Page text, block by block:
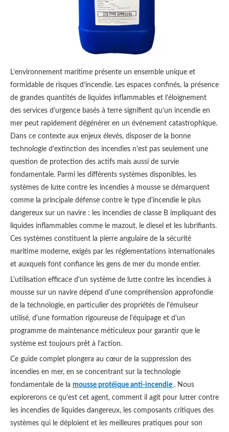
L’environnement maritime présente un ensemble unique et
formidable de risques d’incendie. Les espaces confinés, la présence
de grandes quantités de liquides inflammables et l’éloignement
des services d’urgence basés à terre signifient qu’un incendie en
mer peut rapidement dégénérer en un événement catastrophique.
Dans ce contexte aux enjeux élevés, disposer de la bonne
technologie d’extinction des incendies n’est pas seulement une
question de protection des actifs mais aussi de survie
fondamentale. Parmi les différents systèmes disponibles, les
systèmes de lutte contre les incendies à mousse se démarquent
comme la principale défense contre le type d'incendie le plus
dangereux sur un navire : les incendies de classe B impliquant des
liquides inflammables comme le mazout, le diesel et les lubrifiants.
Ces systèmes constituent la pierre angulaire de la sécurité
maritime moderne, exigés par les réglementations internationales
et auxquels font confiance les gens de mer du monde entier.
L'utilisation efficace d'un système de lutte contre les incendies à
mousse sur un navire dépend d'une compréhension approfondie
de la technologie, en particulier des propriétés de l'émulseur
utilisé, d'une formation rigoureuse de l'équipage et d'un
programme de maintenance méticuleux pour garantir que le
système est toujours prêt à l'action.
Ce guide complet plongera au cœur de la suppression des
incendies en mer, en se concentrant sur la technologie
fondamentale de la mousse protéique anti-incendie . Nous
explorerons ce qu'est cet agent, comment il agit pour lutter contre
les incendies de liquides dangereux, les composants critiques des
systèmes qui le déploient et les meilleures pratiques pour son